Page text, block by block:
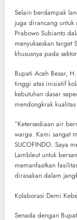
​Selain berdampak
juga dirancang untuk
Prabowo Subianto
menyukseskan target
khususnya pada
​Bupati Aceh Besar,
tinggi atas inisiatif
kebutuhan dasar
mendongkrak
​”Ketersediaan air
warga. Kami sangat
SUCOFINDO. Saya
Lambleut untuk
memanfaatkan
dirasakan dalam
​Kolaborasi Demi
​Senada dengan